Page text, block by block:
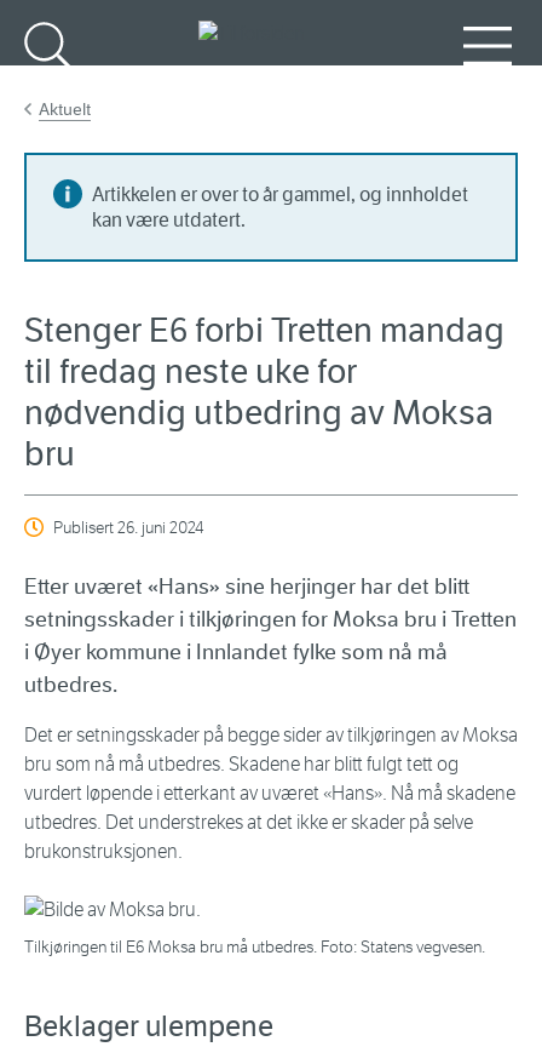
Aktuelt
Artikkelen er over to år gammel, og innholdet
kan være utdatert.
Stenger E6 forbi Tretten mandag
til fredag neste uke for
nødvendig utbedring av Moksa
bru
Publisert26. juni 2024
Etter uværet «Hans» sine herjinger har det blitt
setningsskader i tilkjøringen for Moksa bru i Tretten
i Øyer kommune i Innlandet fylke som nå må
utbedres.
Det er setningsskader på begge sider av tilkjøringen av Moksa
bru som nå må utbedres. Skadene har blitt fulgt tett og
vurdert løpende i etterkant av uværet «Hans». Nå må skadene
utbedres. Det understrekes at det ikke er skader på selve
brukonstruksjonen.
Tilkjøringen til E6 Moksa bru må utbedres. Foto: Statens vegvesen.
Beklager ulempene